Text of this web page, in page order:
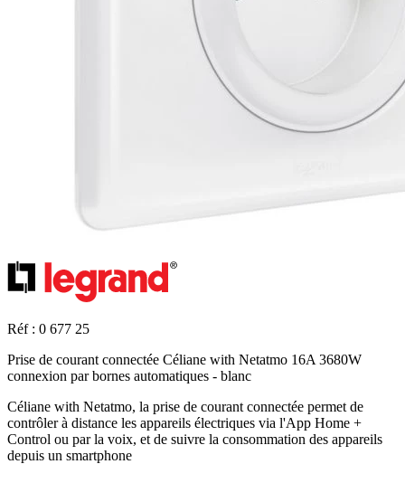
Réf : 0 677 25
Prise de courant connectée Céliane with Netatmo 16A 3680W
connexion par bornes automatiques - blanc
Céliane with Netatmo, la prise de courant connectée permet de
contrôler à distance les appareils électriques via l'App Home +
Control ou par la voix, et de suivre la consommation des appareils
depuis un smartphone